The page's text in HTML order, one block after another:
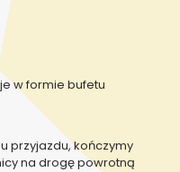
w formie bufetu
przyjazdu, kończymy
na drogę powrotną